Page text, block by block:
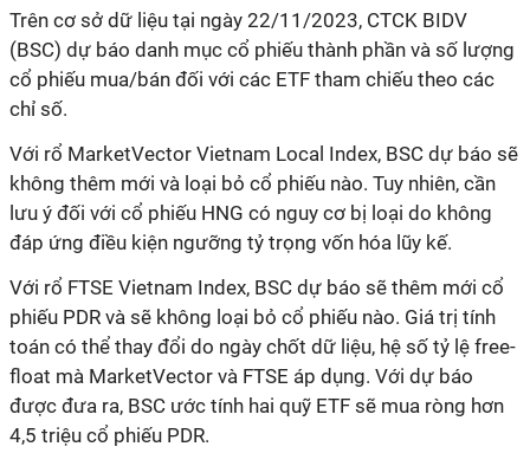
Trên cơ sở dữ liệu tại ngày 22/11/2023, CTCK BIDV
(BSC) dự báo danh mục cổ phiếu thành phần và số lượng
cổ phiếu mua/bán đối với các ETF tham chiếu theo các
chỉ số.
Với rổ MarketVector Vietnam Local Index, BSC dự báo sẽ
không thêm mới và loại bỏ cổ phiếu nào. Tuy nhiên, cần
lưu ý đối với cổ phiếu HNG có nguy cơ bị loại do không
đáp ứng điều kiện ngưỡng tỷ trọng vốn hóa lũy kế.
Với rổ FTSE Vietnam Index, BSC dự báo sẽ thêm mới cổ
phiếu PDR và sẽ không loại bỏ cổ phiếu nào. Giá trị tính
toán có thể thay đổi do ngày chốt dữ liệu, hệ số tỷ lệ free-
float mà MarketVector và FTSE áp dụng. Với dự báo
được đưa ra, BSC ước tính hai quỹ ETF sẽ mua ròng hơn
4,5 triệu cổ phiếu PDR.